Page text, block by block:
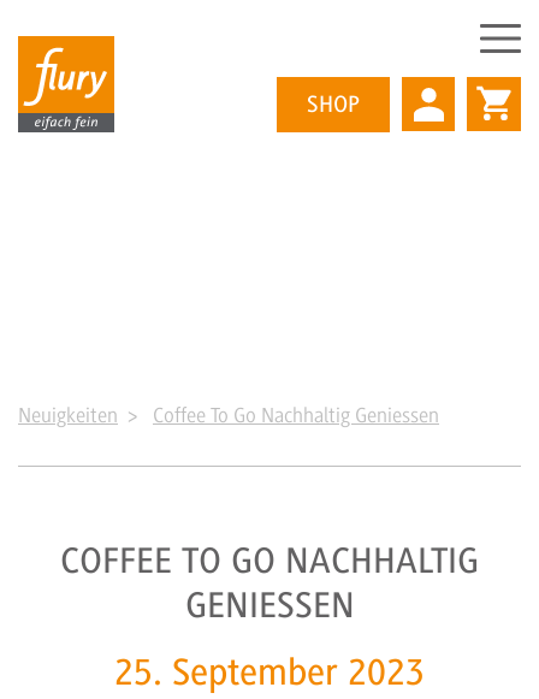
SHOP
Neuigkeiten Coffee To Go Nachhaltig Geniessen
COFFEE TO GO NACHHALTIG
GENIESSEN
25. September 2023